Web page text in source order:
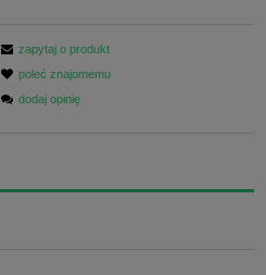
zapytaj o produkt
poleć znajomemu
dodaj opinię